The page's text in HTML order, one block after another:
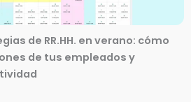
de RR.HH. en verano: cómo
de tus empleados y